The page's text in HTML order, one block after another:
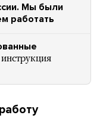
Мы были
работать